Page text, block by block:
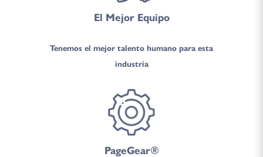
El Mejor Equipo
Tenemos el mejor talento humano para esta
industria
PageGear®